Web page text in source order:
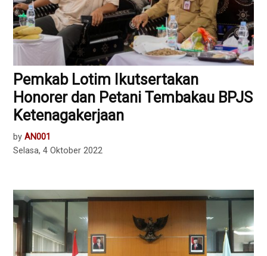
Pemkab Lotim Ikutsertakan
Honorer dan Petani Tembakau BPJS
Ketenagakerjaan
by AN001
Selasa, 4 Oktober 2022